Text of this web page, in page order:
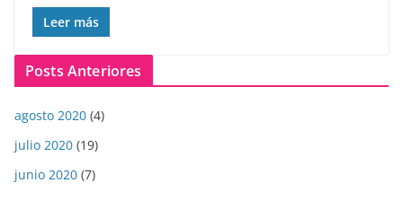
Leer más
Posts Anteriores
agosto 2020 (4)
julio 2020 (19)
junio 2020 (7)